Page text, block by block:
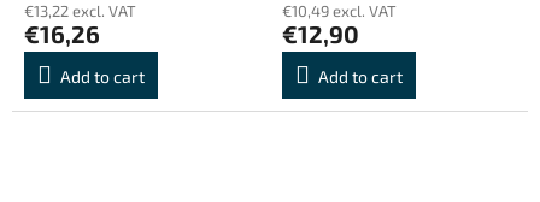
€13,22 excl. VAT
€16,26
Add to cart
€10,49 excl. VAT
€12,90
Add to cart